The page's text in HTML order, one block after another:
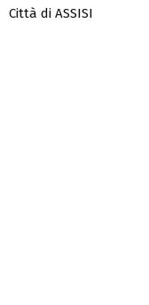
Città di ASSISI